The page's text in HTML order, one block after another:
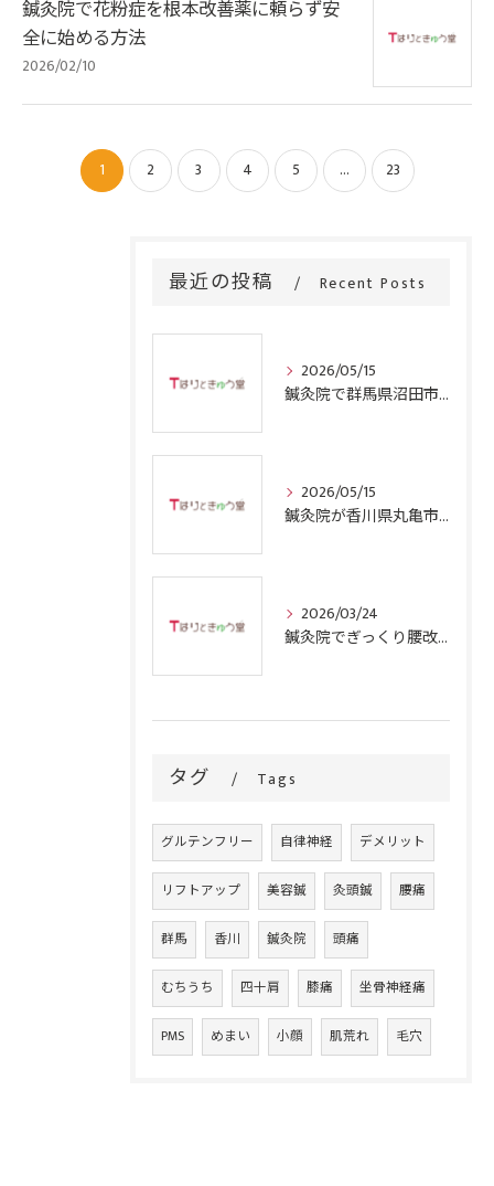
鍼灸院で花粉症を根本改善薬に頼らず安
全に始める方法
2026/02/10
1 2 3 4 5 ... 23
最近の投稿 Recent Posts
2026/05/15
鍼灸院で群馬県沼田市の四十肩を根本から改善するための施術と通院回数のリアルガイド
2026/05/15
鍼灸院が香川県丸亀市で四十肩に効果的な理由と選ぶ際のポイント
2026/03/24
鍼灸院でぎっくり腰改善を目指す群馬県沼田市の信頼できる選択肢とは
タグ Tags
グルテンフリー 自律神経 デメリット
リフトアップ 美容鍼 灸頭鍼 腰痛
群馬 香川 鍼灸院 頭痛
むちうち 四十肩 膝痛 坐骨神経痛
PMS めまい 小顔 肌荒れ 毛穴